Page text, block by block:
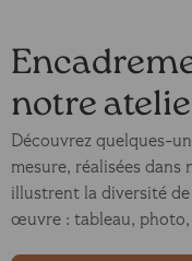
notre
Découvrez quelques-
mesure, réalisées
illustrent la diversité
œuvre : tableau,